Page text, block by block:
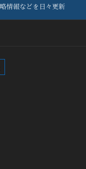
情報などを日々更新